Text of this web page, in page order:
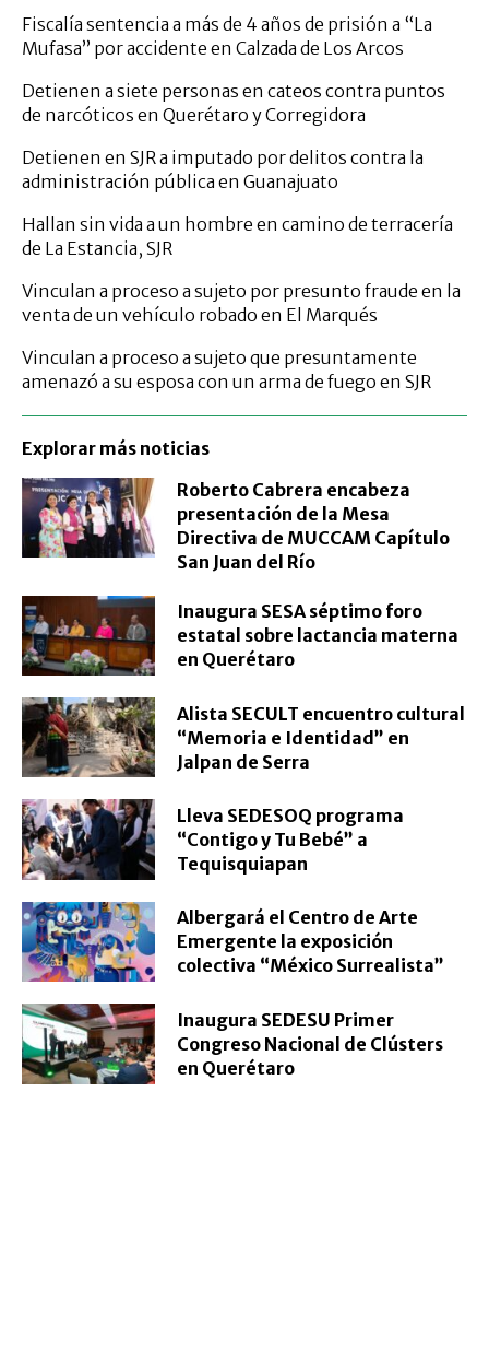
Fiscalía sentencia a más de 4 años de prisión a “La
Mufasa” por accidente en Calzada de Los Arcos
Detienen a siete personas en cateos contra puntos
de narcóticos en Querétaro y Corregidora
Detienen en SJR a imputado por delitos contra la
administración pública en Guanajuato
Hallan sin vida a un hombre en camino de terracería
de La Estancia, SJR
Vinculan a proceso a sujeto por presunto fraude en la
venta de un vehículo robado en El Marqués
Vinculan a proceso a sujeto que presuntamente
amenazó a su esposa con un arma de fuego en SJR
Explorar más noticias
Roberto Cabrera encabeza
presentación de la Mesa
Directiva de MUCCAM Capítulo
San Juan del Río
Inaugura SESA séptimo foro
estatal sobre lactancia materna
en Querétaro
Alista SECULT encuentro cultural
“Memoria e Identidad” en
Jalpan de Serra
Lleva SEDESOQ programa
“Contigo y Tu Bebé” a
Tequisquiapan
Albergará el Centro de Arte
Emergente la exposición
colectiva “México Surrealista”
Inaugura SEDESU Primer
Congreso Nacional de Clústers
en Querétaro